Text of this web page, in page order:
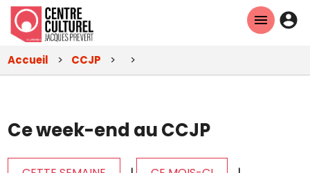
En-
Accueil CCJP
Ce week-end au CCJP